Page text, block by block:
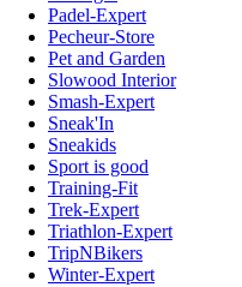
Padel-Expert
Pecheur-Store
Pet and Garden
Slowood Interior
Smash-Expert
Sneak'In
Sneakids
Sport is good
Training-Fit
Trek-Expert
Triathlon-Expert
TripNBikers
Winter-Expert